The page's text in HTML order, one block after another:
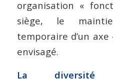
organisation «
siège, le
temporaire d’un
envisagé.
La diversité